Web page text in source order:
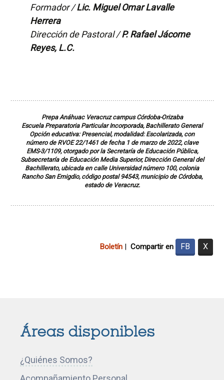
Formador /Lic. Miguel Omar Lavalle
Herrera
Dirección de Pastoral /P. Rafael Jácome
Reyes, L.C.
Prepa Anáhuac Veracruz campus Córdoba-Orizaba
Escuela Preparatoria Particular Incorporada, Bachillerato General
Opción educativa: Presencial, modalidad: Escolarizada, con
número de RVOE 22/1461 de fecha 1 de marzo de 2022, clave
EMS-3/1109, otorgado por la Secretaría de Educación Pública,
Subsecretaría de Educación Media Superior, Dirección General del
Bachillerato, ubicada en calle Universidad número 100, colonia
Rancho San Emigdio, código postal 94543, municipio de Córdoba,
estado de Veracruz.
Boletín Compartir en FB X
Áreas disponibles
¿Quiénes Somos?
a
a
a
a
a
a
a
a
a
a
a
a